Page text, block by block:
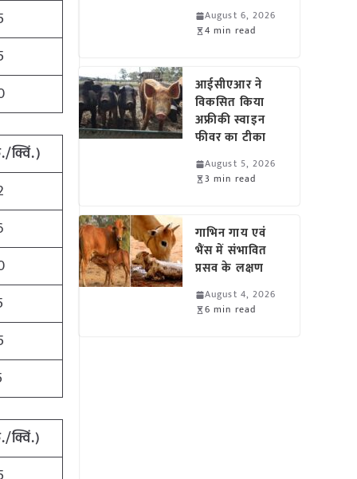
क्विं.)
क्विं.)
August 6, 2026
4 min read
आईसीएआर ने
विकसित किया
अफ्रीकी स्वाइन
फीवर का टीका
August 5, 2026
3 min read
गाभिन गाय एवं
भैंस में संभावित
प्रसव के लक्षण
August 4, 2026
6 min read